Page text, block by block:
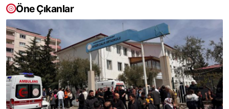
Öne Çıkanlar